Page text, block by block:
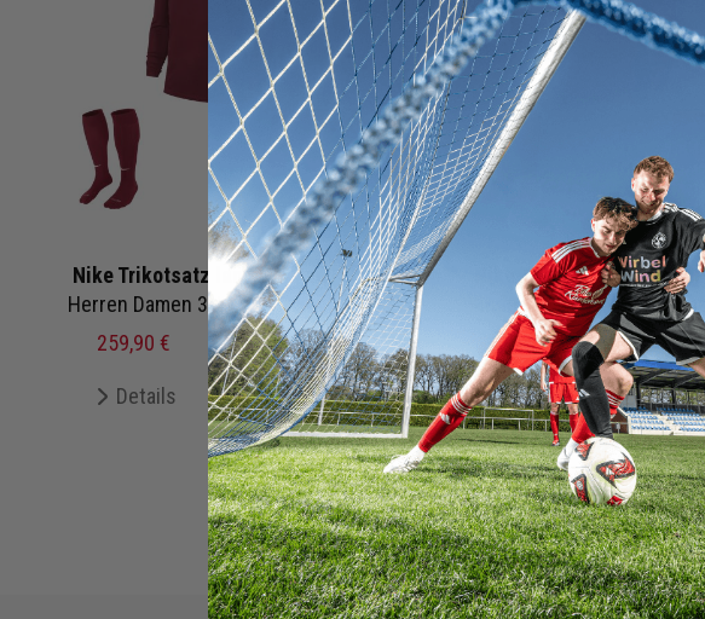
Nike Trikotsatz langarm Park 7
Herren Damen 3-teilig | Trikot langarm Short Fussballsocken | Fussball Trikot Set
259,90 €
579,70 €UVP
Details Merken
+ 32 Interessenten
Nike Trikotsatz langarm
Kinder3-teilig | Trikot langarm Short Fussballsocken | Fussball
221,50 €
499,70 €
Details Merken
+ 16